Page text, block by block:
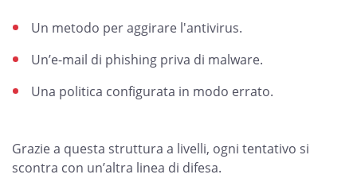
Un metodo per aggirare l'antivirus.
Un’e-mail di phishing priva di malware.
Una politica configurata in modo errato.
Grazie a questa struttura a livelli, ogni tentativo si
scontra con un’altra linea di difesa.